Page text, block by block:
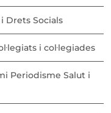
Drets Socials
i col·legiades
Periodisme Salut i